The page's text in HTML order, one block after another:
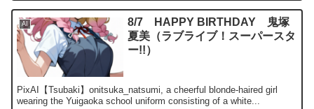
AI
8/7 HAPPY BIRTHDAY 鬼塚
夏美（ラブライブ！スーパースタ
ー!!）
PixAI【Tsubaki】onitsuka_natsumi, a cheerful blonde-haired girl
wearing the Yuigaoka school uniform consisting of a white...